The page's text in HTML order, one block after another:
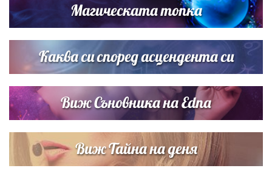
Дъщерята на Тодор Батков вдигна сватба, Стоичков и
Братя Аргирови я изненадаха с песен
Магическата топка
Каква си според асцендента си
Виж Съновника на Edna
Виж Тайна на деня